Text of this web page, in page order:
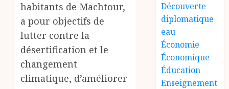
habitants de Machtour,
a pour objectifs de
lutter contre la
désertification et le
changement
climatique, d’améliorer
Découverte
diplomatique
eau
Économie
Économique
Éducation
Enseignement